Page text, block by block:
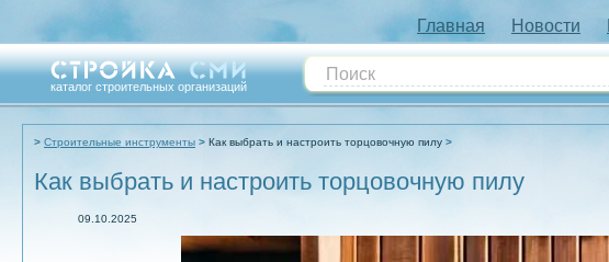
Главная Новости
каталог строительных организаций
Строительные инструменты Как выбрать и настроить торцовочную пилу
Как выбрать и настроить торцовочную пилу
09.10.2025